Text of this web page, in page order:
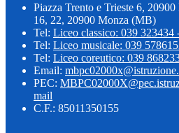
Piazza Trento e Trieste 6,
16, 22, 20900 Monza (MB)
Tel: Liceo classico: 039
Tel: Liceo musicale: 039
Tel: Liceo coreutico: 039
Email:
PEC:
mail
C.F.: 85011350155